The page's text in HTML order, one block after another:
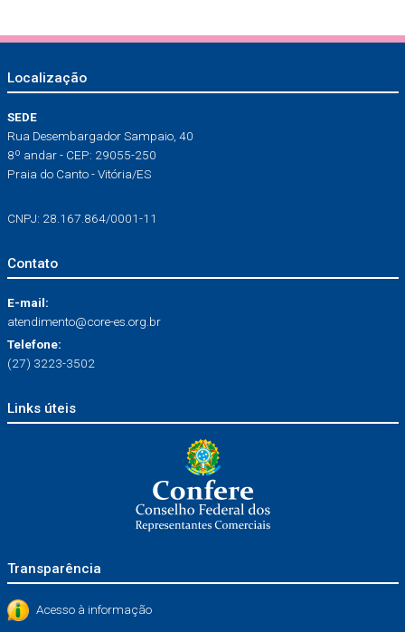
Localização
SEDE
Rua Desembargador Sampaio, 40
8º andar - CEP: 29055-250
Praia do Canto - Vitória/ES
CNPJ: 28.167.864/0001-11
Contato
E-mail:
atendimento@core-es.org.br
Telefone:
(27) 3223-3502
Links úteis
Transparência
Acesso à informação